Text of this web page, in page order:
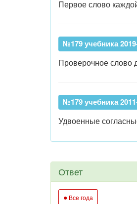
Первое слово
№179 учебника
Проверочное слово
№179 учебника
Удвоенные
Ответ
● Все года